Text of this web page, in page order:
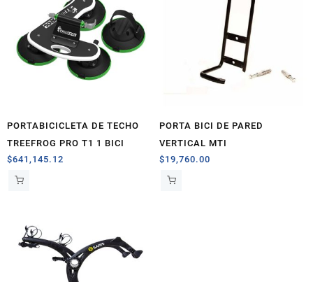
PORTABICICLETA DE TECHO
TREEFROG PRO T1 1 BICI
$641,145.12
PORTA BICI DE PARED
VERTICAL MTI
$19,760.00